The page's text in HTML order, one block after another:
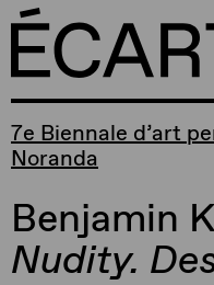
7e Biennale d’art
Noranda
Benjamin
Nudity.